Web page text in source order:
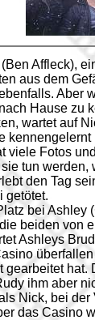
Affleck),
aus dem
Aber
Hause zu
wartet auf
viele Fotos
tun werden,
den Tag
getötet.
bei Ashley
beiden von
Ashleys
gearbeitet hat.
ihm aber
Nick, bei
das Casino